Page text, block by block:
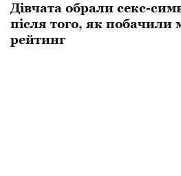
Дівчата обрали секс-
після того, як побачили
рейтинг